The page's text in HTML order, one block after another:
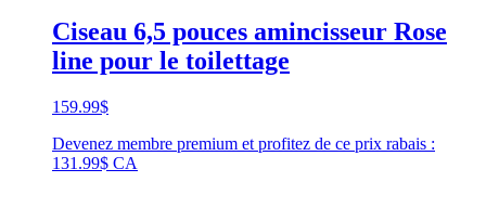
Ciseau 6,5 pouces amincisseur Rose
line pour le toilettage
159.99$
Devenez membre premium et profitez de ce prix rabais :
131.99$ CA